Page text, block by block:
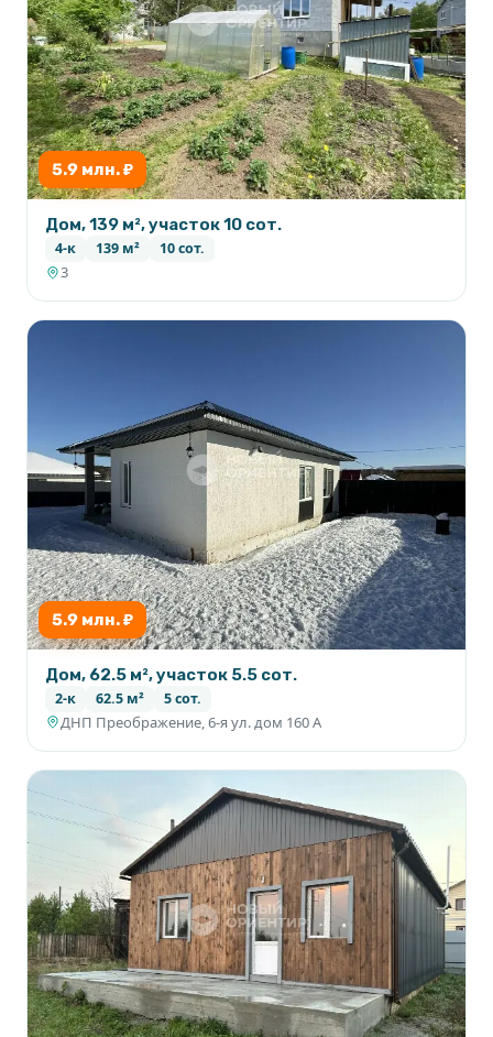
5.9 млн. ₽
Дом, 139 м², участок 10 сот.
4-к 139 м² 10 сот.
3
5.9 млн. ₽
Дом, 62.5 м², участок 5.5 сот.
2-к 62.5 м² 5 сот.
ДНП Преображение, 6-я ул. дом 160 А